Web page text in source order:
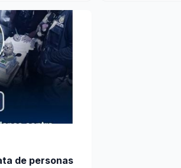
de personas